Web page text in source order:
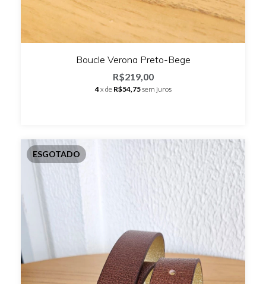
Boucle Verona Preto-Bege
R$219,00
4x de R$54,75sem juros
ESGOTADO